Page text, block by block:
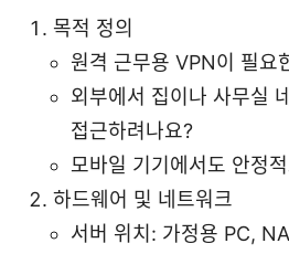
목적 정의
원격 근무용 VPN이 필요
외부에서 집이나 사무실
접근하려나요?
모바일 기기에서도 안정
하드웨어 및 네트워크
서버 위치: 가정용 PC,